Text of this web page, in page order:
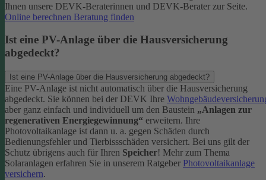
Ihnen unsere DEVK-Beraterinnen und DEVK-Berater zur Seite.
Online berechnen Beratung finden
Ist eine PV-Anlage über die Hausversicherung
abgedeckt?
Ist eine PV-Anlage über die Hausversicherung abgedeckt?
Eine PV-Anlage ist nicht automatisch über die Hausversicherung
abgedeckt. Sie können bei der DEVK Ihre
aber ganz einfach und individuell um den Baustein „Anlagen zur
regenerativen Energiegewinnung“ erweitern. Ihre
Photovoltaikanlage ist dann u. a. gegen Schäden durch
Bedienungsfehler und Tierbissschäden versichert. Bei uns gilt der
Schutz übrigens auch für Ihren Speicher! Mehr zum Thema
Solaranlagen erfahren Sie in unserem Ratgeber Photovoltaikanlage
versichern.